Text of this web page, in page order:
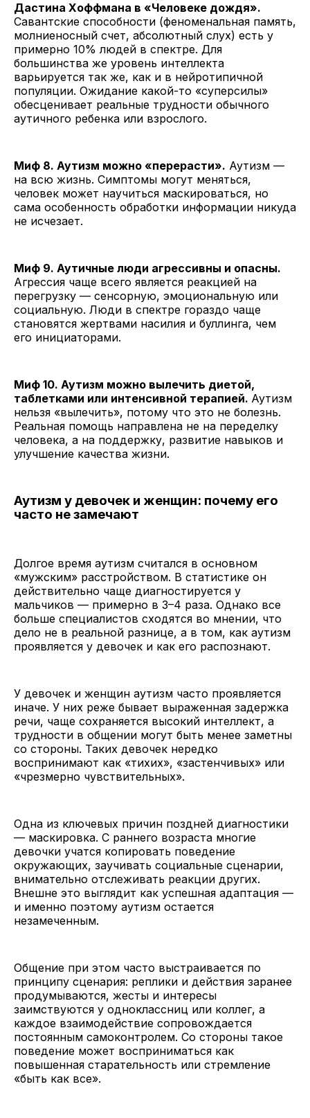
Дастина Хоффмана в «Человеке дождя».
Савантские способности (феноменальная память,
молниеносный счет, абсолютный слух) есть у
примерно 10% людей в спектре. Для
большинства же уровень интеллекта
варьируется так же, как и в нейротипичной
популяции. Ожидание какой-то «суперсилы»
обесценивает реальные трудности обычного
аутичного ребенка или взрослого.
Миф 8. Аутизм можно «перерасти». Аутизм —
на всю жизнь. Симптомы могут меняться,
человек может научиться маскироваться, но
сама особенность обработки информации никуда
не исчезает.
Миф 9. Аутичные люди агрессивны и опасны.
Агрессия чаще всего является реакцией на
перегрузку — сенсорную, эмоциональную или
социальную. Люди в спектре гораздо чаще
становятся жертвами насилия и буллинга, чем
его инициаторами.
Миф 10. Аутизм можно вылечить диетой,
таблетками или интенсивной терапией. Аутизм
нельзя «вылечить», потому что это не болезнь.
Реальная помощь направлена не на переделку
человека, а на поддержку, развитие навыков и
улучшение качества жизни.
Аутизм у девочек и женщин: почему его
часто не замечают
Долгое время аутизм считался в основном
«мужским» расстройством. В статистике он
действительно чаще диагностируется у
мальчиков — примерно в 3–4 раза. Однако все
больше специалистов сходятся во мнении, что
дело не в реальной разнице, а в том, как аутизм
проявляется у девочек и как его распознают.
У девочек и женщин аутизм часто проявляется
иначе. У них реже бывает выраженная задержка
речи, чаще сохраняется высокий интеллект, а
трудности в общении могут быть менее заметны
со стороны. Таких девочек нередко
воспринимают как «тихих», «застенчивых» или
«чрезмерно чувствительных».
Одна из ключевых причин поздней диагностики
— маскировка. С раннего возраста многие
девочки учатся копировать поведение
окружающих, заучивать социальные сценарии,
внимательно отслеживать реакции других.
Внешне это выглядит как успешная адаптация —
и именно поэтому аутизм остается
незамеченным.
Общение при этом часто выстраивается по
принципу сценария: реплики и действия заранее
продумываются, жесты и интересы
заимствуются у одноклассниц или коллег, а
каждое взаимодействие сопровождается
постоянным самоконтролем. Со стороны такое
поведение может восприниматься как
повышенная старательность или стремление
«быть как все».